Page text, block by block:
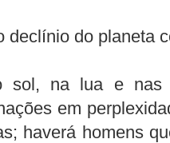
declínio do planeta
sol, na lua e nas
em
haverá homens